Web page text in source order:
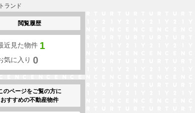
ランド
閲覧履歴
近見た物件 1
気に入り 0
のページをご覧の方に
おすすめの不動産物件